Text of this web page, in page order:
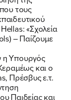
τους
«Σχολεία
– Παίζουμε
η Υπουργός
και ο
Πρέσβυς ε.τ.
Παιδείας και